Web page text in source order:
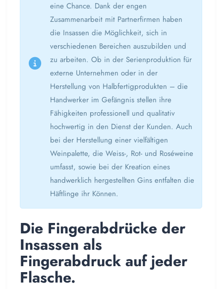
eine Chance. Dank der engen
Zusammenarbeit mit Partnerfirmen haben
die Insassen die Möglichkeit, sich in
verschiedenen Bereichen auszubilden und
zu arbeiten. Ob in der Serienproduktion für
externe Unternehmen oder in der
Herstellung von Halbfertigprodukten – die
Handwerker im Gefängnis stellen ihre
Fähigkeiten professionell und qualitativ
hochwertig in den Dienst der Kunden. Auch
bei der Herstellung einer vielfältigen
Weinpalette, die Weiss-, Rot- und Roséweine
umfasst, sowie bei der Kreation eines
handwerklich hergestellten Gins entfalten die
Häftlinge ihr Können.
Die Fingerabdrücke der
Insassen als
Fingerabdruck auf jeder
Flasche.